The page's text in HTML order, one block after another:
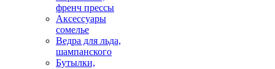
френч прессы
Аксессуары
сомелье
Ведра для льда,
шампанского
Бутылки,